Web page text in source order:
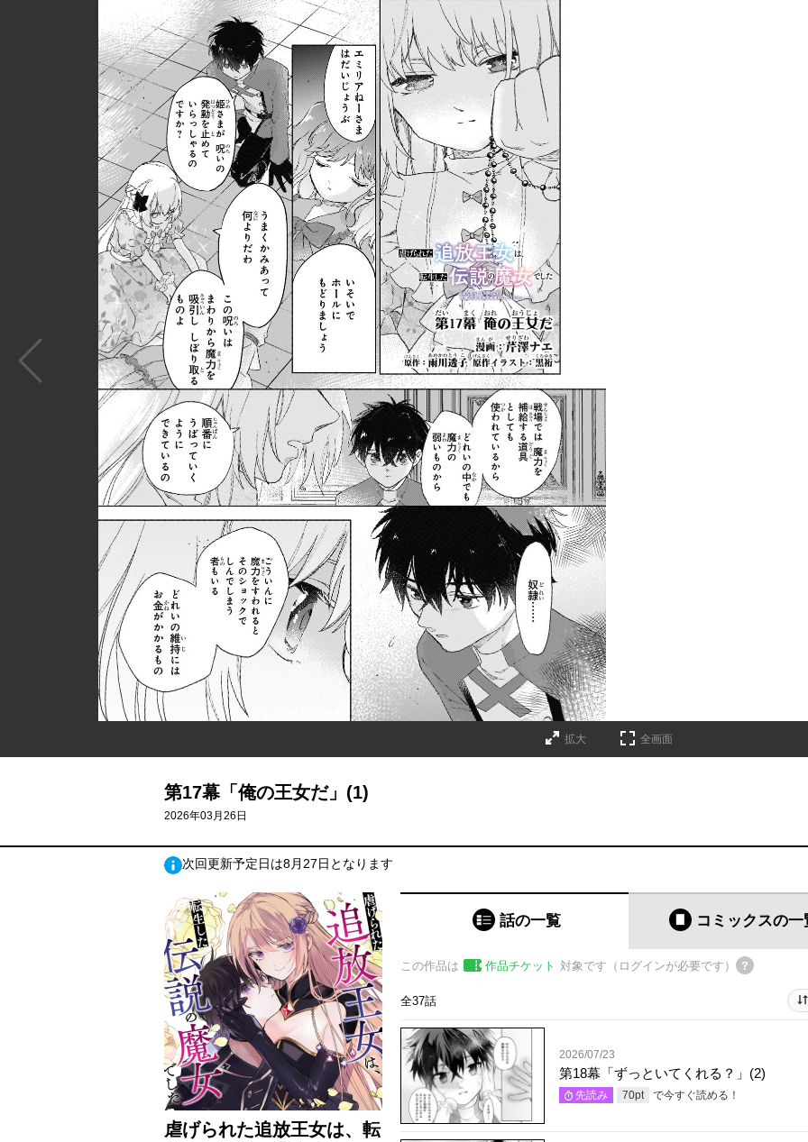
拡大 全画面
第17幕「俺の王女だ」(1)
2026年03月26日
次回更新予定日は8月27日となります
虐げられた追放王女は、転
話の一覧 コミックスの一
この作品は 作品チケット 対象です（ログインが必要です）
全37話
2026/07/23
第18幕「ずっといてくれる？」(2)
先読み 70pt で今すぐ読める！